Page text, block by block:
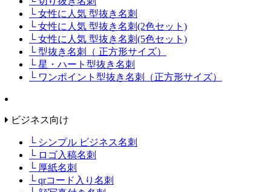
└ 女性に人気 型抜き名刺
└ 女性に人気 型抜き名刺(2色セット)
└ 女性に人気 型抜き名刺(5色セット)
└ 型抜き名刺（ 正方形サイズ）
└ 星・ハート型抜き名刺
└ ワンポイント型抜き名刺（正方形サイズ）
ビジネス向け
└ シンプル ビジネス名刺
└ ロゴ入稿名刺
└ 厚紙名刺
└ qrコード入り名刺